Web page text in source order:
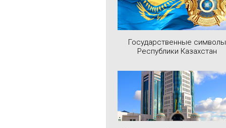
Государственные символы
Республики Казахстан